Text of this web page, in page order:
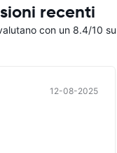
recenti
con un 8.4/10
12-08-2025